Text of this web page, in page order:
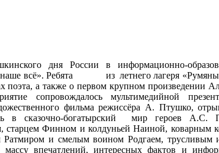
дня России в информационно-
наше всё». Ребята из летнего лагеря
поэта, а также о первом крупном произведении
сопровождалось мультимедийной
фильма режиссёра А. Птушко,
в сказочно-богатырский мир героев А.С.
старцем Финном и колдуньей Наиной, коварным
Ратмиром и смелым воином Родгаем, трусливым
впечатлений, интересных фактов и